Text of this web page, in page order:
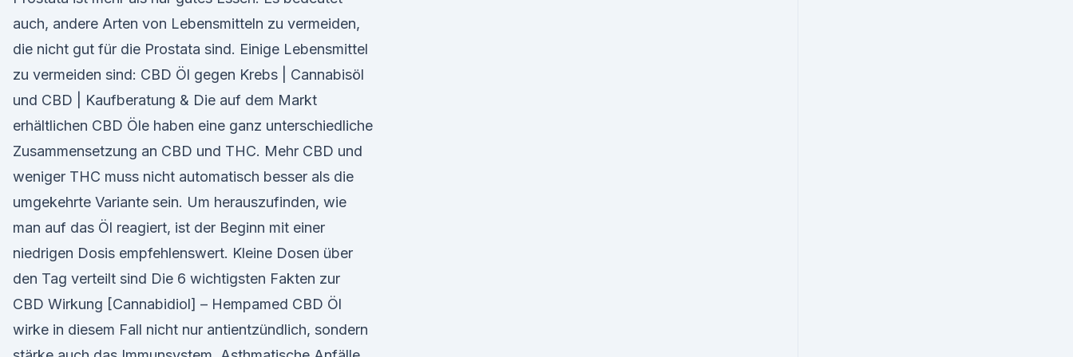
auch, andere Arten von Lebensmitteln zu vermeiden,
die nicht gut für die Prostata sind. Einige Lebensmittel
zu vermeiden sind: CBD Öl gegen Krebs | Cannabisöl
und CBD | Kaufberatung & Die auf dem Markt
erhältlichen CBD Öle haben eine ganz unterschiedliche
Zusammensetzung an CBD und THC. Mehr CBD und
weniger THC muss nicht automatisch besser als die
umgekehrte Variante sein. Um herauszufinden, wie
man auf das Öl reagiert, ist der Beginn mit einer
niedrigen Dosis empfehlenswert. Kleine Dosen über
den Tag verteilt sind Die 6 wichtigsten Fakten zur
CBD Wirkung [Cannabidiol] – Hempamed CBD Öl
wirke in diesem Fall nicht nur antientzündlich, sondern